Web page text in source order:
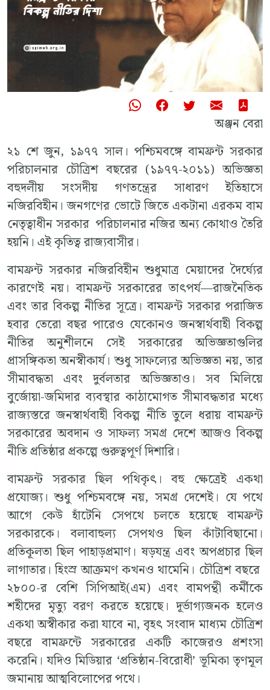
অঞ্জন বেরা
২১ শে জুন, ১৯৭৭ সাল। পশ্চিমবঙ্গে বামফ্রন্ট সরকার
পরিচালনার চৌত্রিশ বছরের (১৯৭৭-২০১১) অভিজ্ঞতা
বহুদলীয় সংসদীয় গণতন্ত্রের সাধারণ ইতিহাসে
নজিরবিহীন। জনগণের ভোটে জিতে একটানা এরকম বাম
নেতৃত্বাধীন সরকার পরিচালনার নজির অন্য কোথাও তৈরি
হয়নি। এই কৃতিত্ব রাজ্যবাসীর।
বামফ্রন্ট সরকার নজিরবিহীন শুধুমাত্র মেয়াদের দৈর্ঘ্যের
কারণেই নয়। বামফ্রন্ট সরকারের তাৎপর্য—রাজনৈতিক
এবং তার বিকল্প নীতির সূত্রে। বামফ্রন্ট সরকার পরাজিত
হবার তেরো বছর পারেও যেকোনও জনস্বার্থবাহী বিকল্প
নীতির অনুশীলনে সেই সরকারের অভিজ্ঞতাগুলির
প্রাসঙ্গিকতা অনস্বীকার্য। শুধু সাফল্যের অভিজ্ঞতা নয়, তার
সীমাবদ্ধতা এবং দুর্বলতার অভিজ্ঞতাও। সব মিলিয়ে
বুর্জোয়া-জমিদার ব্যবস্থার কাঠামোগত সীমাবদ্ধতার মধ্যে
রাজ্যস্তরে জনস্বার্থবাহী বিকল্প নীতি তুলে ধরায় বামফ্রন্ট
সরকারের অবদান ও সাফল্য সমগ্র দেশে আজও বিকল্প
নীতি প্রতিষ্ঠার প্রকল্পে গুরুত্বপূর্ণ দিশারি।
বামফ্রন্ট সরকার ছিল পথিকৃৎ। বহু ক্ষেত্রেই একথা
প্রযোজ্য। শুধু পশ্চিমবঙ্গে নয়, সমগ্র দেশেই। যে পথে
আগে কেউ হাঁটেনি সেপথে চলতে হয়েছে বামফ্রন্ট
সরকারকে। বলাবাহুল্য সেপথও ছিল কাঁটাবিছানো।
প্রতিকূলতা ছিল পাহাড়প্রমাণ। ষড়যন্ত্র এবং অপপ্রচার ছিল
লাগাতার। হিংস্র আক্রমণ কখনও থামেনি। চৌত্রিশ বছরে
২৮০০-র বেশি সিপিআই(এম) এবং বামপন্থী কর্মীকে
শহীদের মৃত্যু বরণ করতে হয়েছে। দূর্ভাগ্যজনক হলেও
একথা অস্বীকার করা যাবে না, বৃহৎ সংবাদ মাধ্যম চৌত্রিশ
বছরে বামফ্রন্টে সরকারের একটি কাজেরও প্রশংসা
করেনি। যদিও মিডিয়ার ‘প্রতিষ্ঠান-বিরোধী’ ভূমিকা তৃণমূল
জমানায় আত্মবিলোপের পথে।